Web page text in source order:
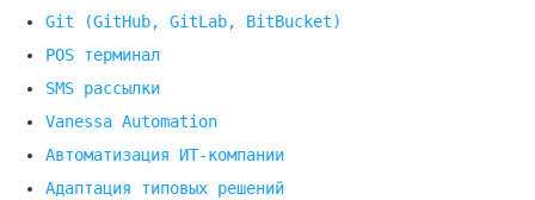
Git (GitHub, GitLab, BitBucket)
POS терминал
SMS рассылки
Vanessa Automation
Автоматизация ИТ-компании
Адаптация типовых решений